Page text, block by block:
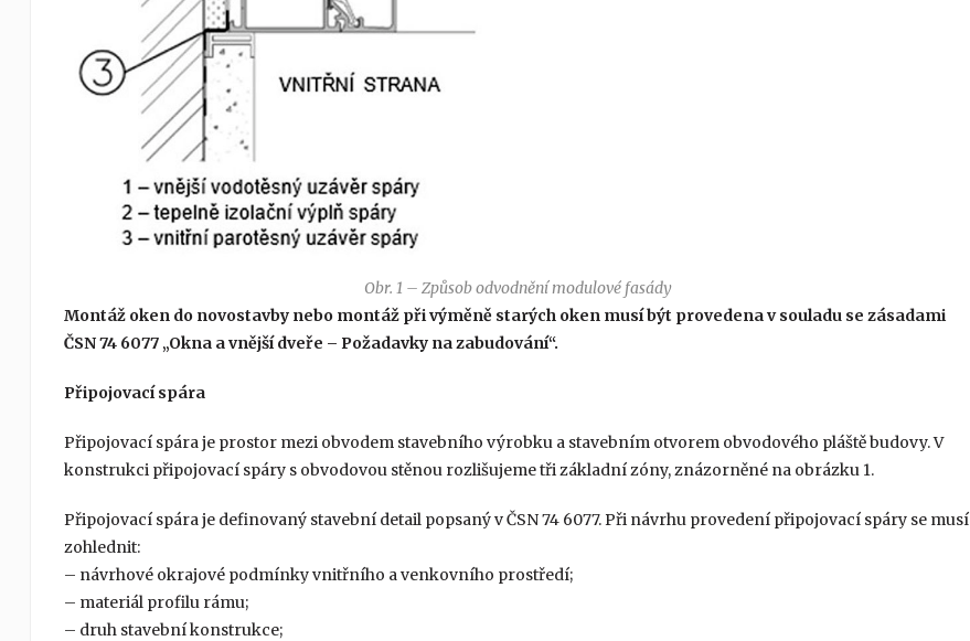
Obr. 1 – Způsob odvodnění modulové fasády
Montáž oken do novostavby nebo montáž při výměně starých oken musí být provedena v souladu se zásadami
ČSN 74 6077 „Okna a vnější dveře – Požadavky na zabudování“.
Připojovací spára
Připojovací spára je prostor mezi obvodem stavebního výrobku a stavebním otvorem obvodového pláště budovy. V
konstrukci připojovací spáry s obvodovou stěnou rozlišujeme tři základní zóny, znázorněné na obrázku 1.
Připojovací spára je definovaný stavební detail popsaný v ČSN 74 6077. Při návrhu provedení připojovací spáry se musí
zohlednit:
– návrhové okrajové podmínky vnitřního a venkovního prostředí;
– materiál profilu rámu;
– druh stavební konstrukce;